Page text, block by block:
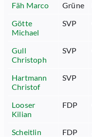
Fäh Marco Grüne
Götte
Michael
SVP
Gull
Christoph
SVP
Hartmann
Christof
SVP
Looser
Kilian
FDP
Scheitlin
FDP